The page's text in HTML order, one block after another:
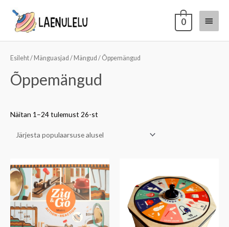
0
Esileht/ Mänguasjad / Mängud / Õppemängud
Õppemängud
Näitan 1–24 tulemust 26-st